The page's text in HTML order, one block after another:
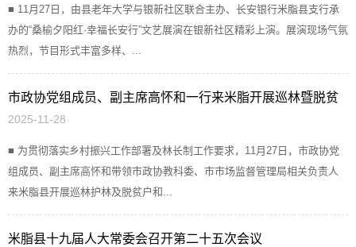
■ 11月27日，由县老年大学与银新社区联合主办、长安银行米脂县支行承
办的“桑榆夕阳红·幸福长安行”文艺展演在银新社区精彩上演。展演现场气氛
热烈，节目形式丰富多样、...
市政协党组成员、副主席高怀和一行来米脂开展巡林暨脱贫
户走访活动
2025-11-28
■ 为贯彻落实乡村振兴工作部署及林长制工作要求，11月27日，市政协党
组成员、副主席高怀和带领市政协教科委、市市场监督管理局相关负责人
来米脂县开展巡林护林及脱贫户和...
米脂县十九届人大常委会召开第二十五次会议